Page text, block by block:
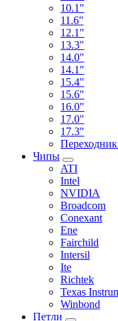
10.1"
11.6"
12.1"
13.3"
14.0"
14.1"
15.4"
15.6"
16.0"
17.0"
17.3"
Чипы
ATI
Intel
NVIDIA
Broadcom
Conexant
Ene
Fairchild
Intersil
Ite
Richtek
Texas
Winbond
Петли